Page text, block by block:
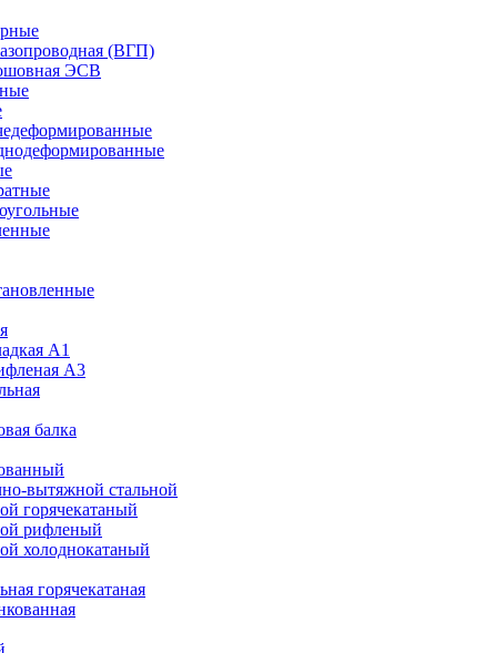
(ВГП)
ЭСВ
А1
А3
балка
вытяжной стальной
горячекатаный
рифленый
холоднокатаный
горячекатаная